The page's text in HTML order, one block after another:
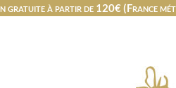
gratuite à partir de 120€ (France